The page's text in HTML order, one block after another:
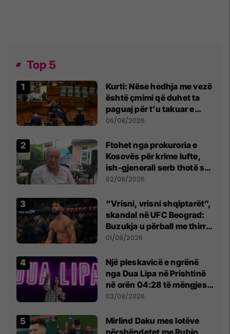
Top 5
Kurti: Nëse hedhja me vezë
është çmimi që duhet ta
paguaj për t’u takuar e
bashkëbiseduar jam i
06/08/2026
Ftohet nga prokuroria e
Kosovës për krime lufte,
ish-gjenerali serb thotë se
dikush e tradhtoi në
02/08/2026
“Vrisni, vrisni shqiptarët”,
skandal në UFC Beograd:
Buzukja u përball me thirrje
anti-shqiptare nga
01/08/2026
Një pleskavicë e ngrënë
nga Dua Lipa në Prishtinë
në orën 04:28 të mëngjesit
- dhe bota digjitale serbe
03/08/2026
Mirlind Daku mes lotëve
përshëndetet me Rubin